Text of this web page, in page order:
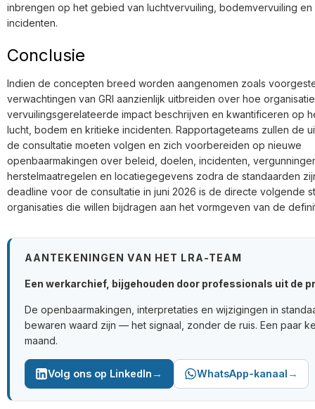
inbrengen op het gebied van luchtvervuiling, bodemvervuiling
incidenten.
Conclusie
Indien de concepten breed worden aangenomen zoals
verwachtingen van GRI aanzienlijk uitbreiden over hoe
vervuilingsgerelateerde impact beschrijven en kwantificeren op
lucht, bodem en kritieke incidenten. Rapportageteams zullen de
de consultatie moeten volgen en zich voorbereiden op nieuwe
openbaarmakingen over beleid, doelen, incidenten,
herstelmaatregelen en locatiegegevens zodra de standaarden
deadline voor de consultatie in juni 2026 is de directe volgende
organisaties die willen bijdragen aan het vormgeven van de
AANTEKENINGEN VAN HET LRA-TEAM
Een werkarchief, bijgehouden door professionals uit de
De openbaarmakingen, interpretaties en wijzigingen in
bewaren waard zijn — het signaal, zonder de ruis. Een paar
maand.
Volg ons op LinkedIn → WhatsApp-kanaal →